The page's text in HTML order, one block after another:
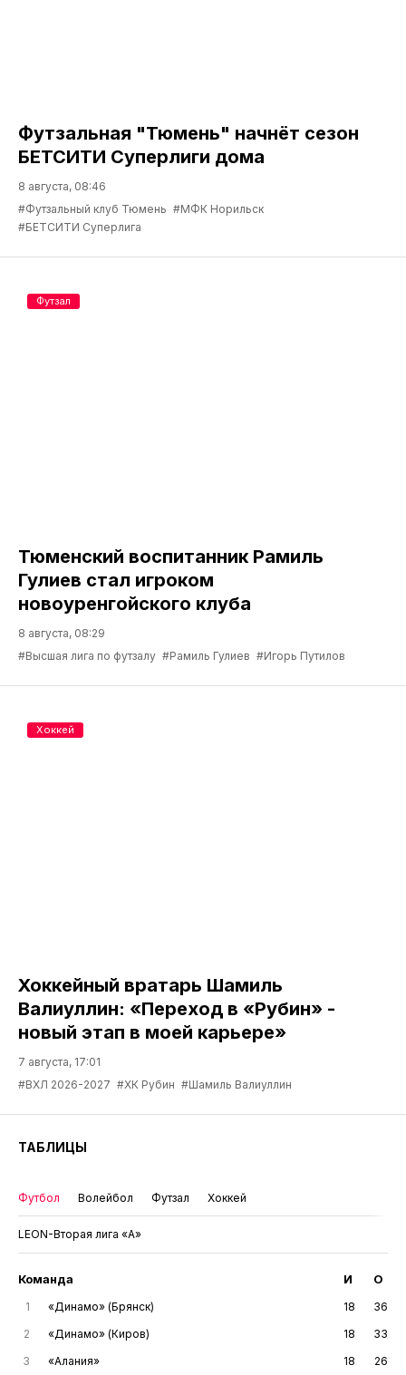
Футзальная "Тюмень" начнёт сезон
БЕТСИТИ Суперлиги дома
8 августа, 08:46
#Футзальный клуб Тюмень #МФК Норильск
#БЕТСИТИ Суперлига
Тюменский воспитанник Рамиль
Гулиев стал игроком
новоуренгойского клуба
8 августа, 08:29
#Высшая лига по футзалу #Рамиль Гулиев #Игорь Путилов
Футзал
Хоккейный вратарь Шамиль
Валиуллин: «Переход в «Рубин» -
новый этап в моей карьере»
7 августа, 17:01
#ВХЛ 2026-2027 #ХК Рубин #Шамиль Валиуллин
Хоккей
ТАБЛИЦЫ
Футбол Волейбол Футзал Хоккей
LEON-Вторая лига «А»
Команда И О
1 «Динамо» (Брянск) 18
36
2
«Динамо» (Киров) 18
33
3
«Алания» 18
26